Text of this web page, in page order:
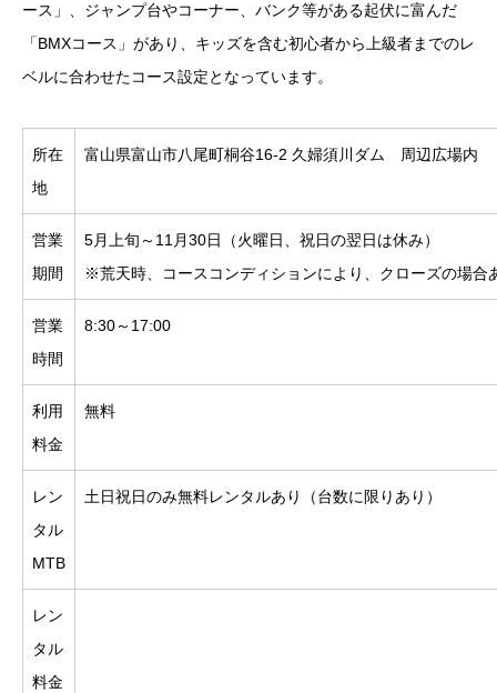
ース」、ジャンプ台やコーナー、バンク等がある起伏に富んだ
「BMXコース」があり、キッズを含む初心者から上級者までのレ
ベルに合わせたコース設定となっています。
所在
地
富山県富山市八尾町桐谷16-2 久婦須川ダム 周辺広場内
営業
期間
5月上旬～11月30日（火曜日、祝日の翌日は休み）
※荒天時、コースコンディションにより、クローズの場合
営業
時間
8:30～17:00
利用
料金
無料
レン
タル
MTB
土日祝日のみ無料レンタルあり（台数に限りあり）
レン
タル
料金